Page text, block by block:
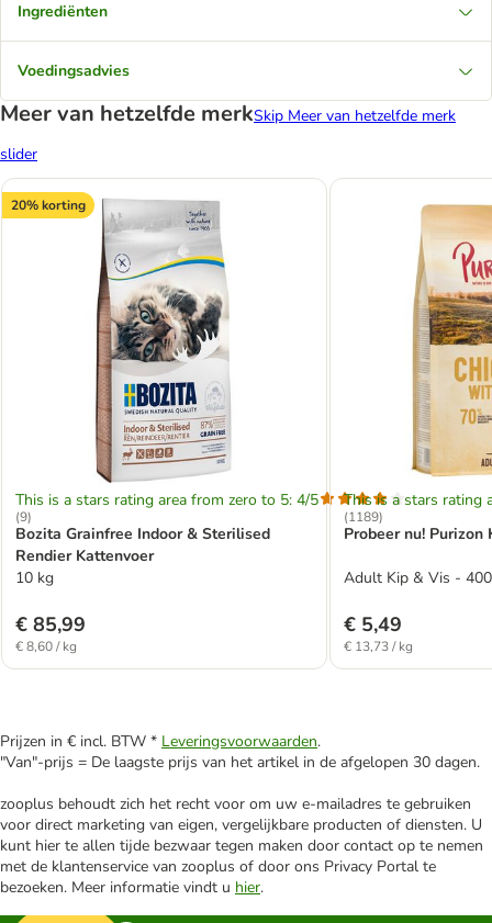
Ingrediënten
Voedingsadvies
Meer van hetzelfde merkSkip Meer van hetzelfde merk
slider
20% korting
This is a stars rating area from zero to 5: 4/5
(9)
Bozita Grainfree Indoor & Sterilised
Rendier Kattenvoer
10 kg
€ 85,99
€ 8,60 / kg
This is a stars rating
(1189)
Probeer nu! Purizon
Adult Kip & Vis -
€ 5,49
€ 13,73 / kg
Prijzen in € incl. BTW * Leveringsvoorwaarden.
"Van"-prijs = De laagste prijs van het artikel in de afgelopen 30 dagen.
zooplus behoudt zich het recht voor om uw e-mailadres te gebruiken
voor direct marketing van eigen, vergelijkbare producten of diensten. U
kunt hier te allen tijde bezwaar tegen maken door contact op te nemen
met de klantenservice van zooplus of door ons Privacy Portal te
bezoeken. Meer informatie vindt u hier.